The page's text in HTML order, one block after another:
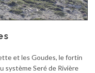
et les Goudes, le fortin
système Seré de Rivière